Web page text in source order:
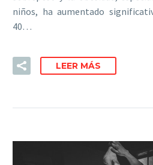
niños, ha aumentado
40…
LEER MÁS